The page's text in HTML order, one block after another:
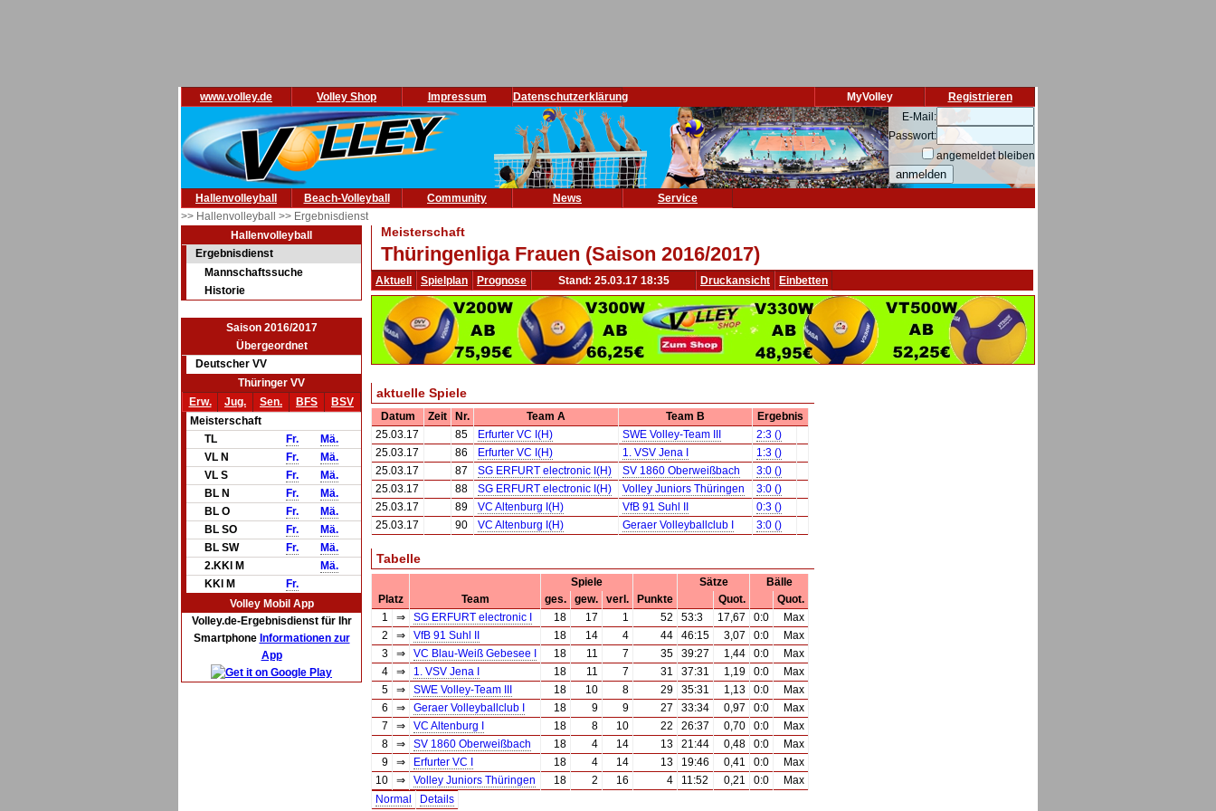
www.volley.de Volley Shop Impressum Datenschutzerklärung Registrieren
MyVolley
E-Mail:
Passwort:
angemeldet bleiben
Hallenvolleyball Beach-Volleyball Community News
Service
>> Hallenvolleyball >> Ergebnisdienst
Hallenvolleyball
Ergebnisdienst
Mannschaftssuche
Historie
Saison 2016/2017
Übergeordnet
Deutscher VV
Thüringer VV
Erw.
Jug. Sen. BFS
BSV
Meisterschaft
TL
Fr.
Mä.
VL N
Fr.
Mä.
VL S
Fr.
Mä.
BL N
Fr.
Mä.
BL O
Fr.
Mä.
BL SO
Fr.
Mä.
BL SW
Fr.
Mä.
2.KKl M
Mä.
KKl M
Fr.
Volley Mobil App
Volley.de-Ergebnisdienst für Ihr
Smartphone Informationen zur
App
Meisterschaft
Thüringenliga Frauen (Saison 2016/2017)
Aktuell Spielplan Prognose Stand: 25.03.17 18:35 Druckansicht Einbetten
aktuelle Spiele
Datum Zeit Nr. Team A Team B
Ergebnis
25.03.17
85 Erfurter VC I(H) SWE Volley-Team III
2:3 ()
25.03.17
86 Erfurter VC I(H) 1. VSV Jena I
1:3 ()
25.03.17
87 SG ERFURT electronic I(H) SV 1860 Oberweißbach
3:0 ()
25.03.17
88 SG ERFURT electronic I(H) Volley Juniors Thüringen
3:0 ()
25.03.17
89 VC Altenburg I(H) VfB 91 Suhl II
0:3 ()
25.03.17
90 VC Altenburg I(H) Geraer Volleyballclub I 3:0 ()
Tabelle
Spiele Sätze
Bälle
Platz
Team ges. gew. verl. Punkte Quot.
Quot.
1
⇒ SG ERFURT electronic I 18 17 1 52 53:3 17,67 0:0
Max
2
⇒ VfB 91 Suhl II 18 14 4 44 46:15 3,07 0:0
Max
3
⇒ VC Blau-Weiß Gebesee I 18 11 7 35 39:27 1,44 0:0
Max
4
⇒ 1. VSV Jena I 18 11 7 31 37:31 1,19 0:0
Max
5
⇒ SWE Volley-Team III 18 10 8 29 35:31 1,13 0:0
Max
6
⇒ Geraer Volleyballclub I 18 9 9 27 33:34 0,97 0:0
Max
7
⇒ VC Altenburg I 18 8 10 22 26:37 0,70 0:0
Max
8
⇒ SV 1860 Oberweißbach 18 4 14 13 21:44 0,48 0:0
Max
9
⇒ Erfurter VC I 18 4 14 13 19:46 0,41 0:0
Max
10
⇒ Volley Juniors Thüringen 18 2 16 4 11:52 0,21 0:0
Max
Normal
Details